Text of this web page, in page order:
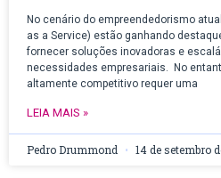
No cenário do empreendedorismo
as a Service) estão ganhando
fornecer soluções inovadoras e
necessidades empresariais. No
altamente competitivo requer uma
LEIA MAIS »
Pedro Drummond 14 de setembro